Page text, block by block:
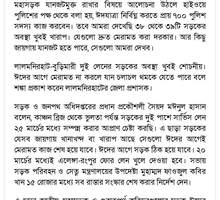
মহাসড়ক যানজটমুক্ত রাখার বিষয়ে আলোচনা উঠলে হাইওয়ে
পুলিশের পক্ষ থেকে বলা হয়, ঈদযাত্রা নির্বিঘ্ন করতে প্রায় ৭০০ পুলিশ
সদস্য কাজ করবেন। তবে আমরা দেখেছি ৩৮ থেকে ৩৯টি সড়কের
অবস্থা খুবই খারাপ। যেগুলো দ্রুত মেরামত করা দরকার। আর কিছু
জায়গায় যানজট হতে পারে, সেগুলো আমরা দেখব।
লালমনিরহাট-বুড়িমারী দুই লেনের সড়কের অবস্থা খুবই শোচনীয়।
ঈদের আগে মেরামত না করলে যান চলাচল থমকে যেতে পারে বলে
শঙ্কা প্রকাশ করেন লালমনিরহাটের জেলা প্রশাসক।
সড়ক ও জনপথ অধিদপ্তরের প্রধান প্রকৌশলী সৈয়দ মঈনুল হাসান
বলেন, কাঞ্চন ব্রিজ থেকে ভুলতা পর্যন্ত সড়কের দুই পাশে সার্ভিস লেন
২৫ মার্চের মধ্যে সম্পন্ন করার আপ্রাণ চেষ্টা করছি। এ ছাড়া সড়কের
যেসব জায়গায় খানাখন্দ বা খারাপ আছে সেগুলো ঈদের আগেই
মেরামত কাজ শেষ হয়ে যাবে। ঈদের আগে সড়ক ঠিক হয়ে যাবে। ২০
মার্চের মধ্যেই এলেঙ্গা-রংপুর ফোর লেন খুলে দেওয়া হবে। সভায়
সড়ক পরিবহন ও সেতু মন্ত্রণালয়ের উপদেষ্টা মুহাম্মদ ফাওজুল কবির
খান ১৫ রোজার মধ্যে সব রাস্তার সংস্কার শেষ করার নির্দেশ দেন।